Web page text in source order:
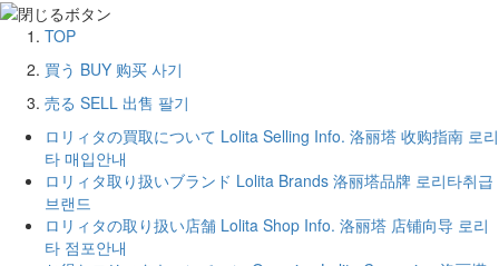
TOP
買う BUY 购买 사기
売る SELL 出售 팔기
ロリィタの買取について Lolita Selling Info. 洛丽塔 收购指南 로리
타 매입안내
ロリィタ取り扱いブランド Lolita Brands 洛丽塔品牌 로리타취급
브랜드
ロリィタの取り扱い店舗 Lolita Shop Info. 洛丽塔 店铺向导 로리
타 점포안내